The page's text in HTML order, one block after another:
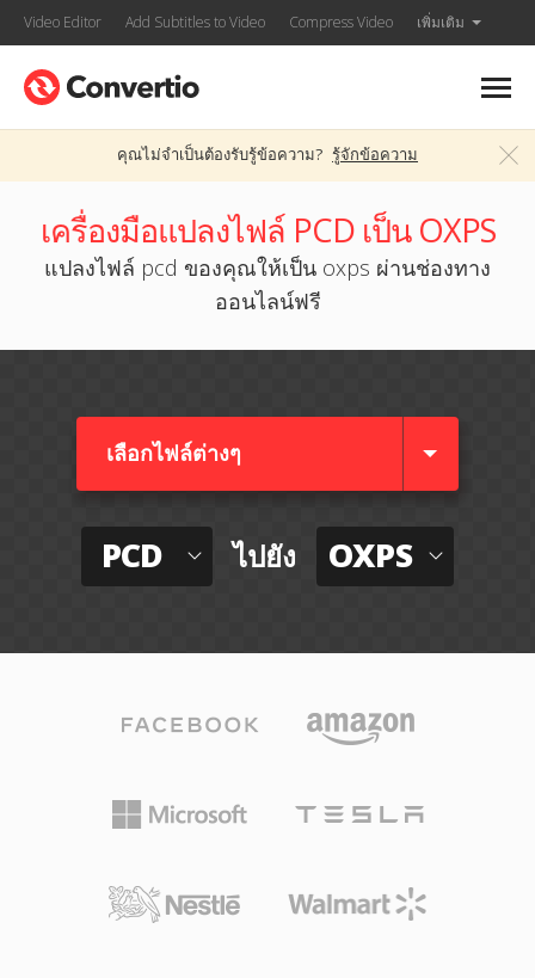
Video Editor Add Subtitles to Video Compress Video เพิ่มเติม
คุณไม่จำเป็นต้องรับรู้ข้อความ? รู้จักข้อความ
เครื่องมือแปลงไฟล์ PCD เป็น OXPS
แปลงไฟล์ pcd ของคุณให้เป็น oxps ผ่านช่องทาง
ออนไลน์ฟรี
เลือกไฟล์ต่างๆ​
PCD ไปยัง OXPS